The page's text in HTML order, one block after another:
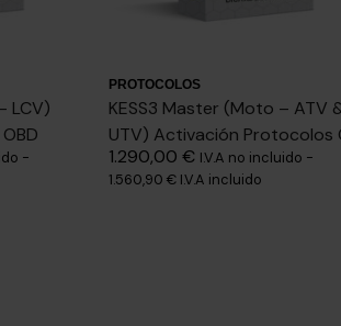
LCV)
-
PROTOCOLOS
KESS3 Master (Moto – ATV
UTV) Activación Protocolos
1.290,00€ I.V.A no incluido -
1.560,90€ I.V.A incluido